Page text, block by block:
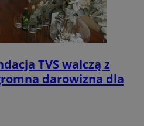
TVS walczą z
darowizna dla